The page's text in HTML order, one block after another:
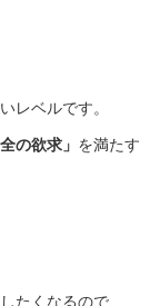
レベルです。
全の欲求」 を満たす
たくなるので、